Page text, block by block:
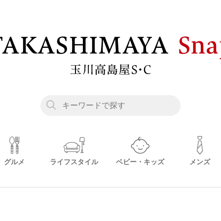
グルメ ライフスタイル ベビー・キッズ メンズ